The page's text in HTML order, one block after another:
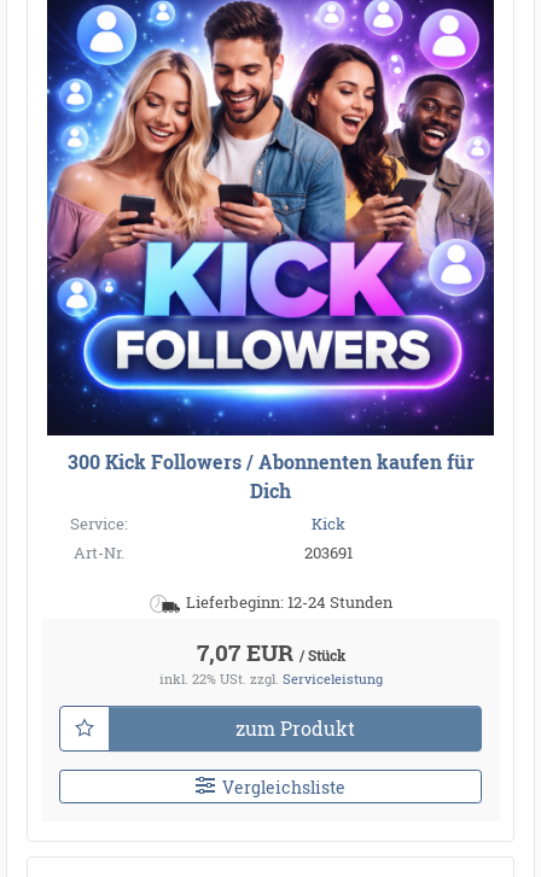
300 Kick Followers / Abonnenten kaufen für
Dich
Service:
Kick
Art-Nr.
203691
Lieferbeginn: 12-24 Stunden
7,07 EUR / Stück
inkl. 22% USt. zzgl. Serviceleistung
zum Produkt
Vergleichsliste